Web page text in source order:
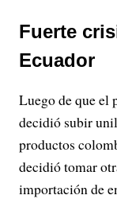
Fuerte
Ecuador
Luego de que el
decidió subir
productos
decidió tomar
importación de